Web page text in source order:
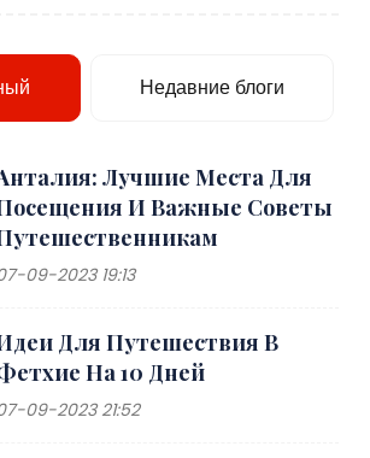
Недавние блоги
Лучшие Места Для
И Важные Советы
09-2023 19:13
Для Путешествия В
На 10 Дней
09-2023 21:52